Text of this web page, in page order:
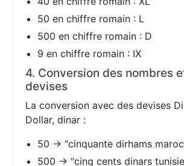
50 en chiffre romain : L
500 en chiffre romain : D
9 en chiffre romain : IX
4. Conversion des nombres
devises
La conversion avec des devises
Dollar, dinar :
50 → "cinquante dirhams
500 → "cinq cents dinars